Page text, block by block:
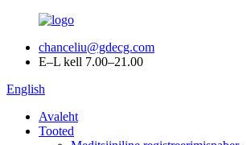
chanceliu@gdecg.com
E–L kell 7.00–21.00
English
Avaleht
Tooted